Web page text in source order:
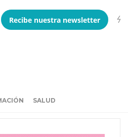
Recibe nuestra newsletter
SALUD